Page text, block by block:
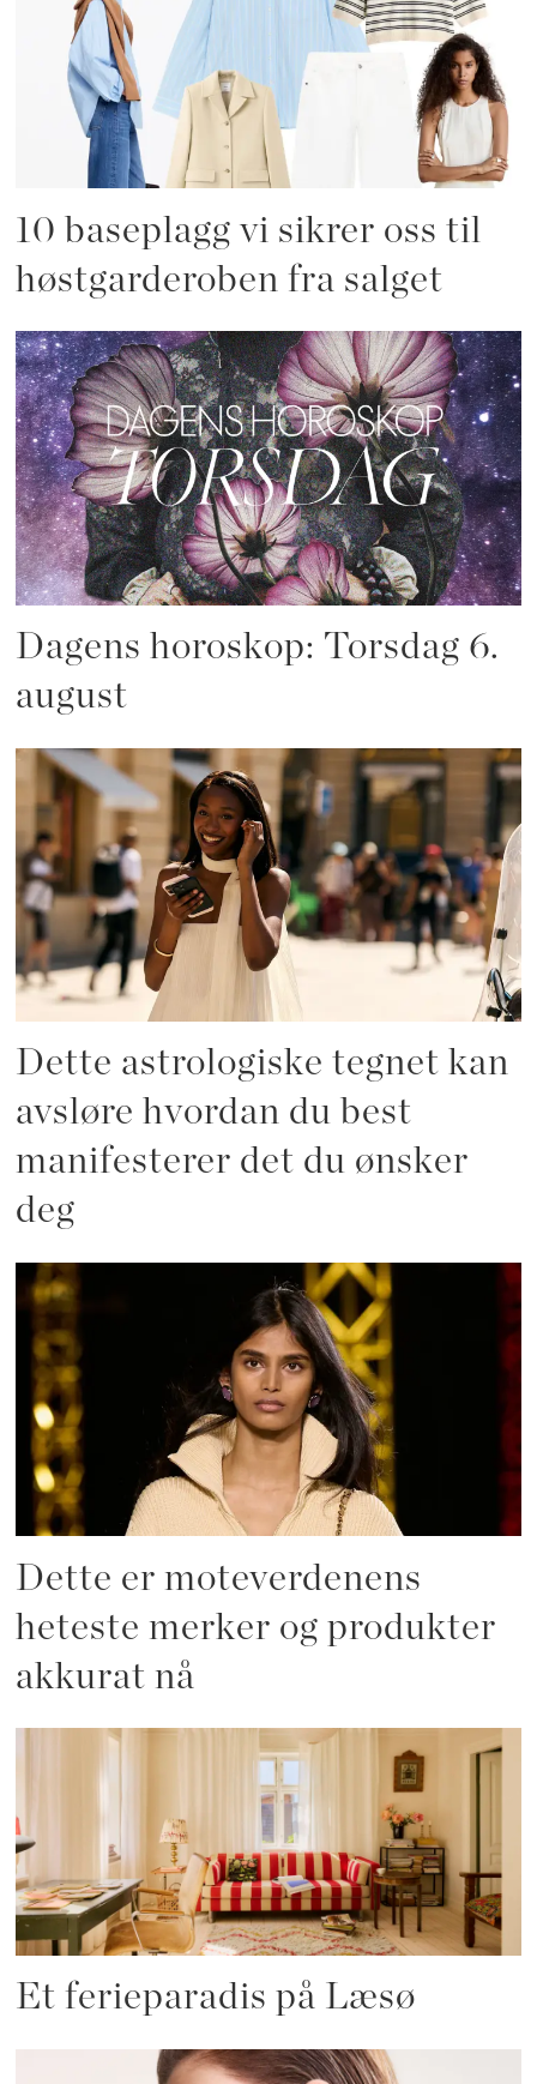
10 baseplagg vi sikrer oss til
høstgarderoben fra salget
Dagens horoskop: Torsdag 6.
august
Dette astrologiske tegnet kan
avsløre hvordan du best
manifesterer det du ønsker
deg
Dette er moteverdenens
heteste merker og produkter
akkurat nå
Et ferieparadis på Læsø